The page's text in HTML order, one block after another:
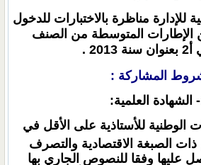
للإدارة مناظرة بالاختبارات للدخول
الإطارات المتوسطة من الصنف
.
المشاركة :
الوطنية للأستاذية على الأقل في
ذات الصبغة الاقتصادية والتصرف
عليها وفقا للنصوص الجاري بها